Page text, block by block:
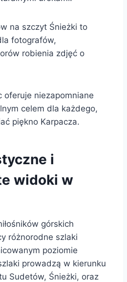
na szczyt Śnieżki to
fotografów,
robienia zdjęć o
oferuje niezapomniane
celem dla każdego,
piękno Karpacza.
i
widoki w
górskich
różnorodne szlaki
poziomie
prowadzą w kierunku
Sudetów, Śnieżki, oraz